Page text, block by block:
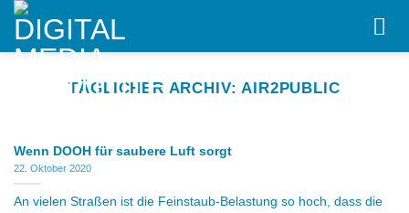
Skip
content
TÄGLICHER ARCHIV:AIR2PUBLIC
Wenn DOOH für saubere Luft sorgt
22. Oktober 2020
An vielen Straßen ist die Feinstaub-Belastung so hoch, dass die